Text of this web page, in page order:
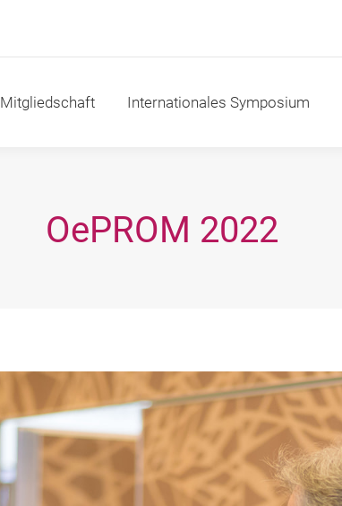
Mitgliedschaft Internationales Symposium
OePROM 2022